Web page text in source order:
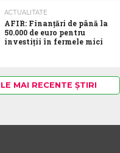
ACTUALITATE
AFIR: Finanțări de până la
50.000 de euro pentru
investiții în fermele mici
MAI RECENTE ȘTIRI